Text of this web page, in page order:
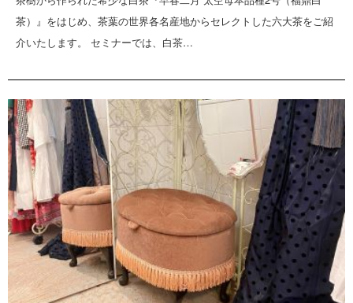
茶）』をはじめ、茶葉の世界各名産地からセレクトした六大茶をご紹
介いたします。 セミナーでは、白茶…